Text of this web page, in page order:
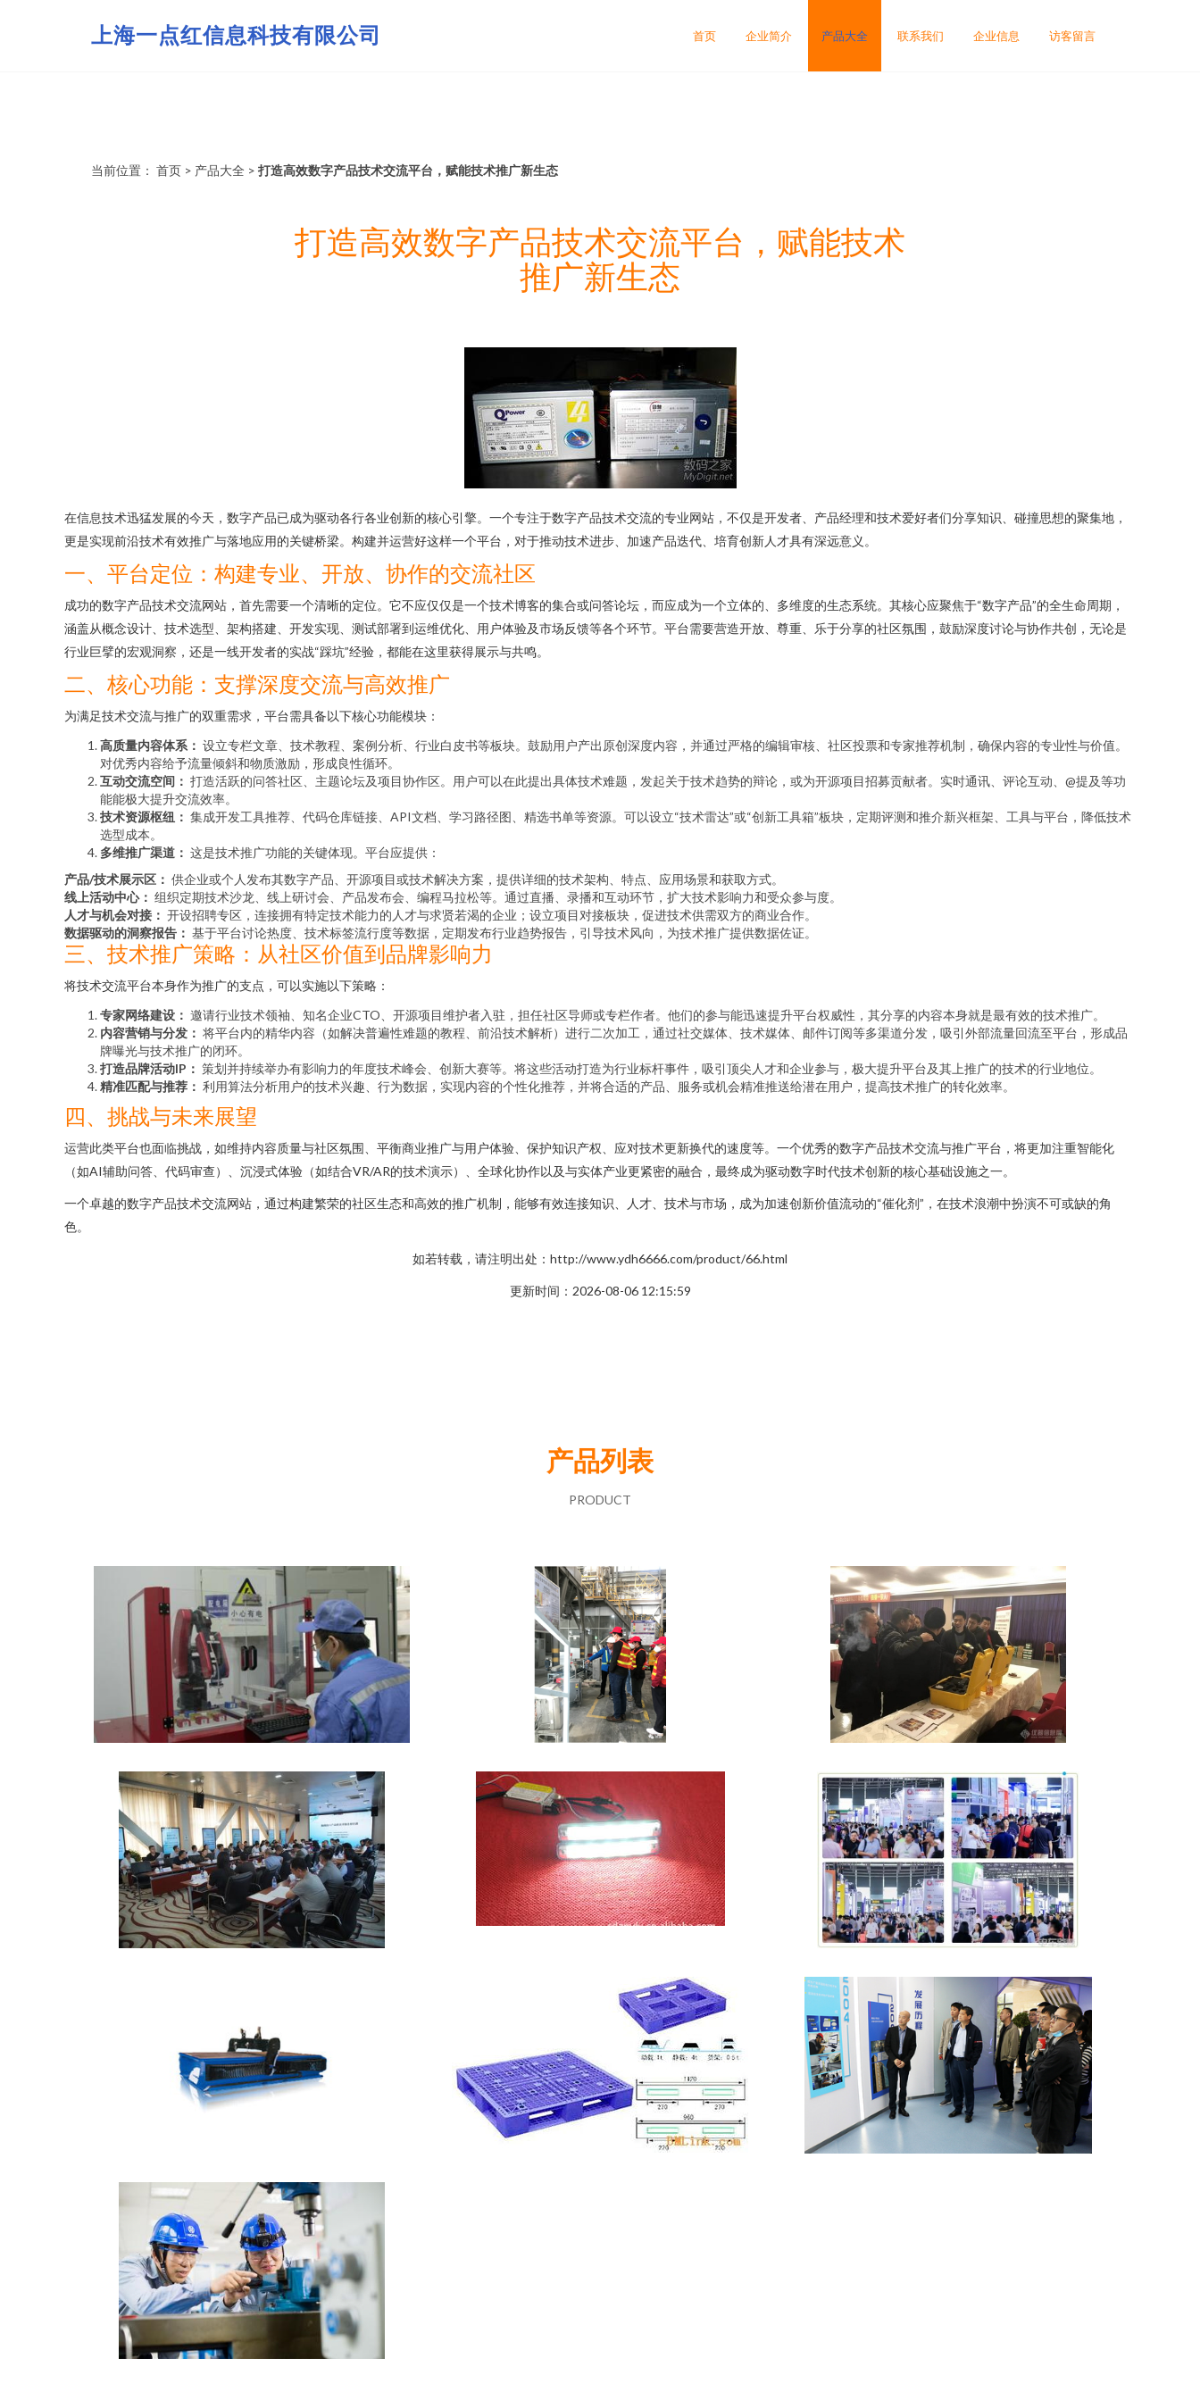
上海一点红信息科技有限公司 首页 企业简介 产品大全 联系我们 企业信息 访客留言
当前位置： 首页 > 产品大全 > 打造高效数字产品技术交流平台，赋能技术推广新生态
打造高效数字产品技术交流平台，赋能技术
推广新生态
在信息技术迅猛发展的今天，数字产品已成为驱动各行各业创新的核心引擎。一个专注于数字产品技术交流的专业网站，不仅是开发者、产品经理和技术爱好者们分享知识、碰撞思想的聚集地，
更是实现前沿技术有效推广与落地应用的关键桥梁。构建并运营好这样一个平台，对于推动技术进步、加速产品迭代、培育创新人才具有深远意义。
一、平台定位：构建专业、开放、协作的交流社区
成功的数字产品技术交流网站，首先需要一个清晰的定位。它不应仅仅是一个技术博客的集合或问答论坛，而应成为一个立体的、多维度的生态系统。其核心应聚焦于“数字产品”的全生命周期，
涵盖从概念设计、技术选型、架构搭建、开发实现、测试部署到运维优化、用户体验及市场反馈等各个环节。平台需要营造开放、尊重、乐于分享的社区氛围，鼓励深度讨论与协作共创，无论是
行业巨擘的宏观洞察，还是一线开发者的实战“踩坑”经验，都能在这里获得展示与共鸣。
二、核心功能：支撑深度交流与高效推广
为满足技术交流与推广的双重需求，平台需具备以下核心功能模块：
高质量内容体系： 设立专栏文章、技术教程、案例分析、行业白皮书等板块。鼓励用户产出原创深度内容，并通过严格的编辑审核、社区投票和专家推荐机制，确保内容的专业性与价值。
对优秀内容给予流量倾斜和物质激励，形成良性循环。
互动交流空间： 打造活跃的问答社区、主题论坛及项目协作区。用户可以在此提出具体技术难题，发起关于技术趋势的辩论，或为开源项目招募贡献者。实时通讯、评论互动、@提及等功
能能极大提升交流效率。
技术资源枢纽： 集成开发工具推荐、代码仓库链接、API文档、学习路径图、精选书单等资源。可以设立“技术雷达”或“创新工具箱”板块，定期评测和推介新兴框架、工具与平台，降低技术
选型成本。
多维推广渠道： 这是技术推广功能的关键体现。平台应提供：
产品/技术展示区： 供企业或个人发布其数字产品、开源项目或技术解决方案，提供详细的技术架构、特点、应用场景和获取方式。
线上活动中心： 组织定期技术沙龙、线上研讨会、产品发布会、编程马拉松等。通过直播、录播和互动环节，扩大技术影响力和受众参与度。
人才与机会对接： 开设招聘专区，连接拥有特定技术能力的人才与求贤若渴的企业；设立项目对接板块，促进技术供需双方的商业合作。
数据驱动的洞察报告： 基于平台讨论热度、技术标签流行度等数据，定期发布行业趋势报告，引导技术风向，为技术推广提供数据佐证。
三、技术推广策略：从社区价值到品牌影响力
将技术交流平台本身作为推广的支点，可以实施以下策略：
专家网络建设： 邀请行业技术领袖、知名企业CTO、开源项目维护者入驻，担任社区导师或专栏作者。他们的参与能迅速提升平台权威性，其分享的内容本身就是最有效的技术推广。
内容营销与分发： 将平台内的精华内容（如解决普遍性难题的教程、前沿技术解析）进行二次加工，通过社交媒体、技术媒体、邮件订阅等多渠道分发，吸引外部流量回流至平台，形成品
牌曝光与技术推广的闭环。
打造品牌活动IP： 策划并持续举办有影响力的年度技术峰会、创新大赛等。将这些活动打造为行业标杆事件，吸引顶尖人才和企业参与，极大提升平台及其上推广的技术的行业地位。
精准匹配与推荐： 利用算法分析用户的技术兴趣、行为数据，实现内容的个性化推荐，并将合适的产品、服务或机会精准推送给潜在用户，提高技术推广的转化效率。
四、挑战与未来展望
运营此类平台也面临挑战，如维持内容质量与社区氛围、平衡商业推广与用户体验、保护知识产权、应对技术更新换代的速度等。一个优秀的数字产品技术交流与推广平台，将更加注重智能化
（如AI辅助问答、代码审查）、沉浸式体验（如结合VR/AR的技术演示）、全球化协作以及与实体产业更紧密的融合，最终成为驱动数字时代技术创新的核心基础设施之一。
一个卓越的数字产品技术交流网站，通过构建繁荣的社区生态和高效的推广机制，能够有效连接知识、人才、技术与市场，成为加速创新价值流动的“催化剂”，在技术浪潮中扮演不可或缺的角
色。
如若转载，请注明出处：http://www.ydh6666.com/product/66.html
更新时间：2026-08-06 12:15:59
产品列表
PRODUCT